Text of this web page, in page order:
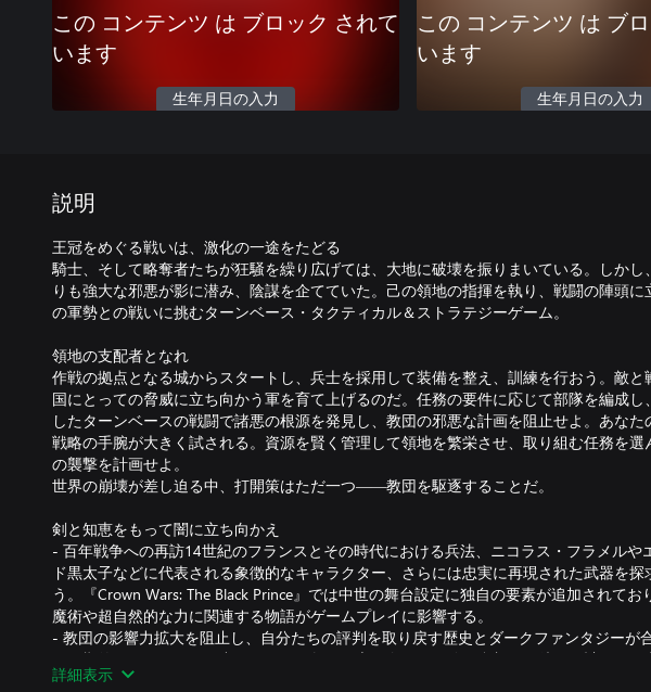
この コンテンツ は ブロック されて
います
生年月日の入力
この コンテンツ は ブ
います
生年月日の入力
説明
王冠をめぐる戦いは、激化の一途をたどる
騎士、そして略奪者たちが狂騒を繰り広げては、大地に破壊を振りまいている。しかし
りも強大な邪悪が影に潜み、陰謀を企てていた。己の領地の指揮を執り、戦闘の陣頭に
の軍勢との戦いに挑むターンベース・タクティカル＆ストラテジーゲーム。
領地の支配者となれ
作戦の拠点となる城からスタートし、兵士を採用して装備を整え、訓練を行おう。敵と
国にとっての脅威に立ち向かう軍を育て上げるのだ。任務の要件に応じて部隊を編成し
したターンベースの戦闘で諸悪の根源を発見し、教団の邪悪な計画を阻止せよ。あなた
戦略の手腕が大きく試される。資源を賢く管理して領地を繁栄させ、取り組む任務を選
の襲撃を計画せよ。
世界の崩壊が差し迫る中、打開策はただ一つ――教団を駆逐することだ。
剣と知恵をもって闇に立ち向かえ
- 百年戦争への再訪14世紀のフランスとその時代における兵法、ニコラス・フラメルや
ド黒太子などに代表される象徴的なキャラクター、さらには忠実に再現された武器を探
う。『Crown Wars: The Black Prince』では中世の舞台設定に独自の要素が追加されてお
魔術や超自然的な力に関連する物語がゲームプレイに影響する。
- 教団の影響力拡大を阻止し、自分たちの評判を取り戻す歴史とダークファンタジーが
た長期的なストーリーの中で、カルト教団に立ち向かう任務に参加し、彼らの計画を妨
国の支配を阻止せよ。
詳細表示